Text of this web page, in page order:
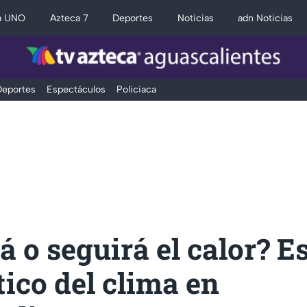
UNO Azteca 7 Deportes Noticias adn Noticias
Espectáculos Policiaca
o seguirá el calor?
del clima en